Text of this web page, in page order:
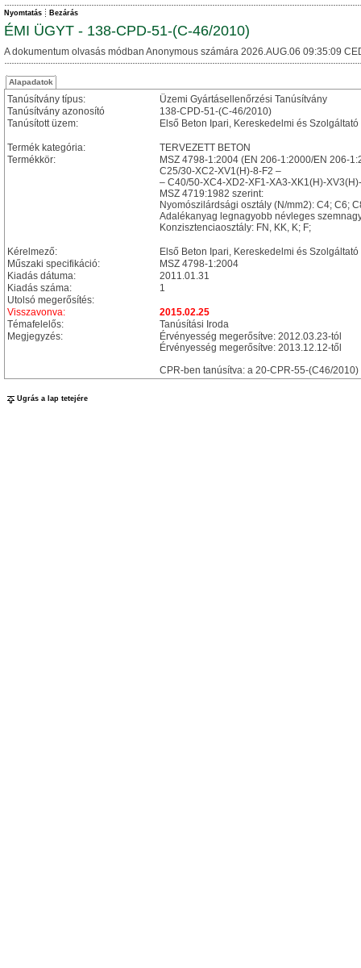
Nyomtatás Bezárás
ÉMI ÜGYT - 138-CPD-51-(C-46/2010)
A dokumentum olvasás módban Anonymous számára 2026.AUG.06 09:35:09
Alapadatok
Tanúsítvány típus:
Üzemi Gyártásellenőrzési Tanúsítvány
Tanúsítvány azonosító
138-CPD-51-(C-46/2010)
Tanúsított üzem:
Első Beton Ipari, Kereskedelmi és
Termék kategória:
TERVEZETT BETON
Termékkör:
MSZ 4798-1:2004 (EN 206-1:2000/EN 206-
C25/30-XC2-XV1(H)-8-F2 –
– C40/50-XC4-XD2-XF1-XA3-XK1(H)-
MSZ 4719:1982 szerint:
Nyomószilárdsági osztály (N/mm2): C4; C6;
Adalékanyag legnagyobb névleges
Konzisztenciaosztály: FN, KK, K; F;
Kérelmező:
Első Beton Ipari, Kereskedelmi és Szolgáltató
Műszaki specifikáció:
MSZ 4798-1:2004
Kiadás dátuma:
2011.01.31
Kiadás száma:
1
Utolsó megerősítés:
Visszavonva:
2015.02.25
Témafelelős:
Tanúsítási Iroda
Megjegyzés:
Érvényesség megerősítve: 2012.03.23-tól
Érvényesség megerősítve: 2013.12.12-től
CPR-ben tanúsítva: a 20-CPR-55-(C46/
Ugrás a lap tetejére